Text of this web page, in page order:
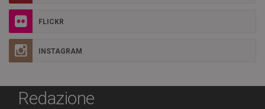
FLICKR
INSTAGRAM
Redazione